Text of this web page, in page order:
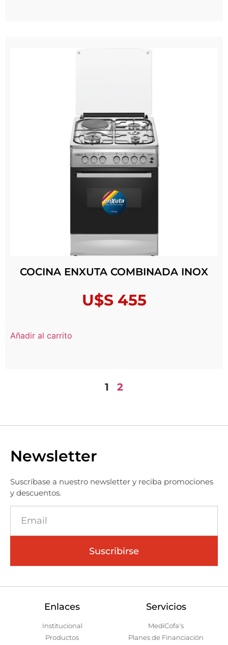
COCINA ENXUTA COMBINADA INOX
U$S455
Añadir al carrito
1 2
Newsletter
Suscríbase a nuestro newsletter y reciba promociones
y descuentos.
Suscribirse
Enlaces
Institucional
Productos
Servicios
MediCofa's
Planes de Financiación